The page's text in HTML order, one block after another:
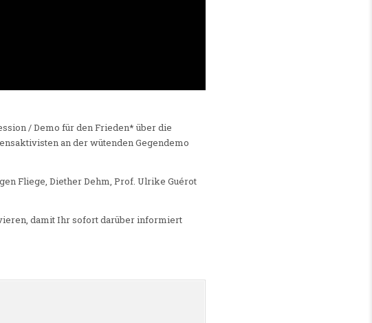
/ Demo für den Frieden* über die
an der wütenden Gegendemo
Fliege, Diether Dehm, Prof. Ulrike Guérot
damit Ihr sofort darüber informiert